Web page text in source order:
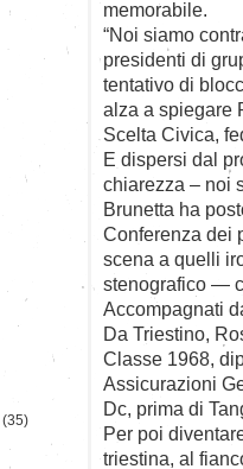
memorabile.
“Noi siamo
presidenti di
tentativo di
alza a spiegare
Scelta Civica,
E dispersi dal
chiarezza – noi
Brunetta ha
Conferenza dei
scena a quelli
stenografico —
Accompagnati
Da Triestino,
Classe 1968,
Assicurazioni
Dc, prima di
Per poi
triestina, al
(35)